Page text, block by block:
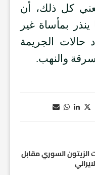
كل ذلك، أن
ينذر بمأساة غير
حالات الجريمة
والنهب.
الزيتون السوري مقابل